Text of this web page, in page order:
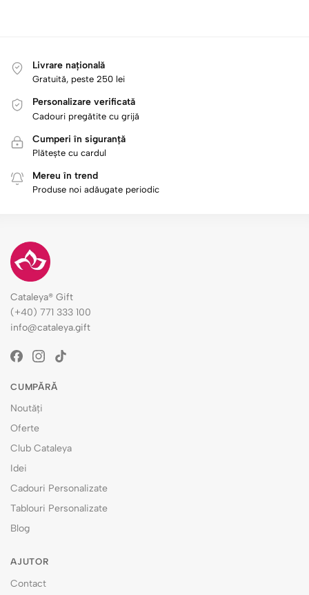
Livrare națională
Gratuită, peste 250 lei
Personalizare verificată
Cadouri pregătite cu grijă
Cumperi în siguranță
Plătește cu cardul
Mereu în trend
Produse noi adăugate periodic
Cataleya® Gift
(+40) 771 333 100
info@cataleya.gift
CUMPĂRĂ
Noutăți
Oferte
Club Cataleya
Idei
Cadouri Personalizate
Tablouri Personalizate
Blog
AJUTOR
Contact